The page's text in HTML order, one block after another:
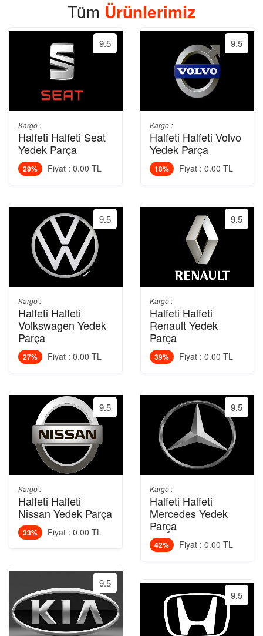
Tüm Ürünlerimiz
9.5
Kargo :
Halfeti Halfeti Seat
Yedek Parça
29% Fiyat : 0.00 TL
9.5
Kargo :
Halfeti Halfeti
Volkswagen Yedek
Parça
27% Fiyat : 0.00 TL
9.5
Kargo :
Halfeti Halfeti
Nissan Yedek Parça
33% Fiyat : 0.00 TL
9.5
9.5
Kargo :
Halfeti Halfeti Volvo
Yedek Parça
18% Fiyat : 0.00 TL
9.5
Kargo :
Halfeti Halfeti
Renault Yedek
Parça
39% Fiyat : 0.00 TL
9.5
Kargo :
Halfeti Halfeti
Mercedes Yedek
Parça
42% Fiyat : 0.00 TL
9.5